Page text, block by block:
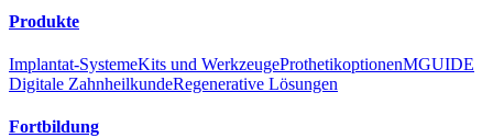
Produkte
Implantat-SystemeKits und WerkzeugeProthetikoptionenMGUIDE
Digitale ZahnheilkundeRegenerative Lösungen
Fortbildung